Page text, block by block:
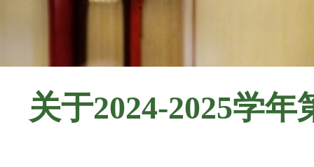
关于2024-2025学